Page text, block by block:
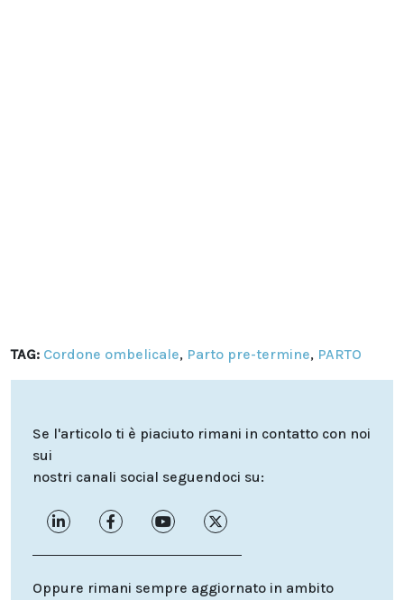
TAG: Cordone ombelicale, Parto pre-termine, PARTO
Se l'articolo ti è piaciuto rimani in contatto con noi
sui
nostri canali social seguendoci su:
Oppure rimani sempre aggiornato in ambito